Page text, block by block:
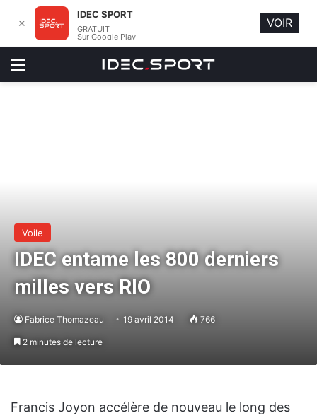
Menu
Voile
IDEC entame les 800 derniers
milles vers RIO
Fabrice Thomazeau 19 avril 2014 766
2 minutes de lecture
Francis Joyon accélère de nouveau le long des
✕
IDEC SPORT
GRATUIT
Sur Google Play
VOIR